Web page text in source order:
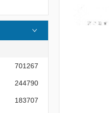
701267
244790
183707